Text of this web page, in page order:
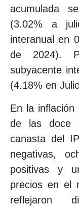
acumulada
(3.02% a
interanual en
de 2024).
subyacente
(4.18% en
En la
de las doce
canasta del
negativas,
positivas y
precios en el
reflejaron